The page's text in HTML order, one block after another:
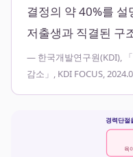
결정의 약 40%를
저출생과 직결된 구
— 한국개발연구원(KDI),
감소」, KDI FOCUS,
경력단절
육